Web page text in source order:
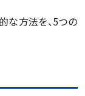
な方法を、5つの